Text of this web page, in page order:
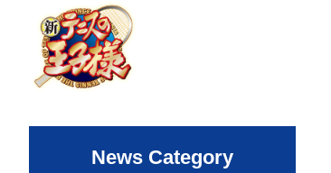
News Category